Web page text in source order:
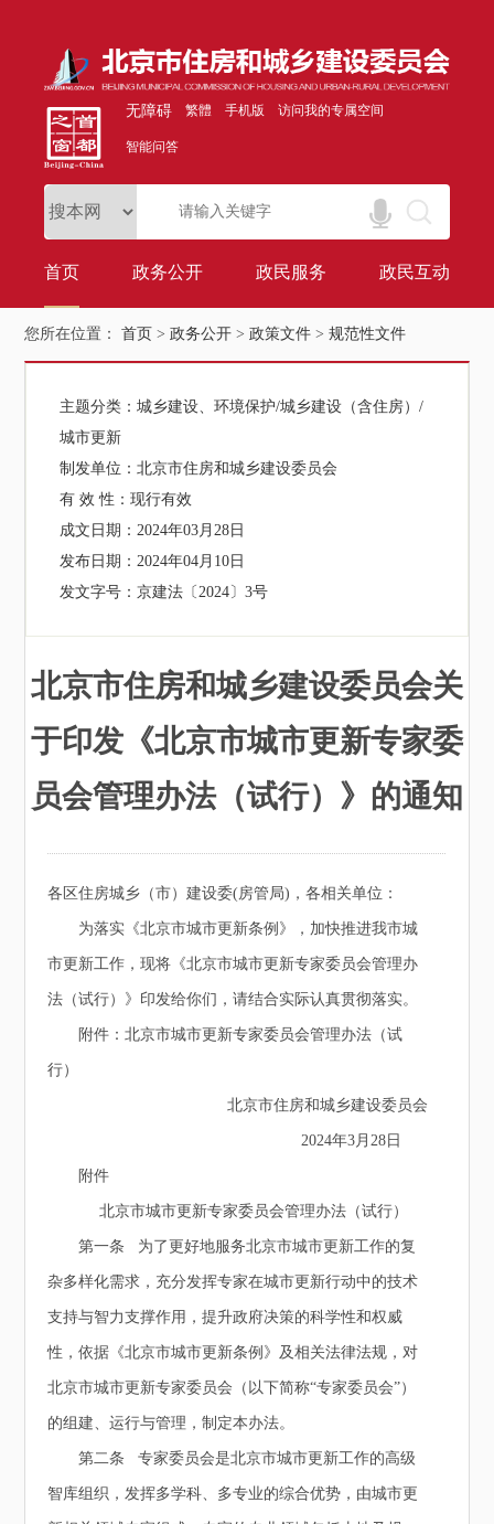
无障碍 繁體 手机版 访问我的专属空间
智能问答
首页 政务公开 政民服务 政民互动
您所在位置：首页 >政务公开 >政策文件 >规范性文件
主题分类：城乡建设、环境保护/城乡建设（含住房）/
城市更新
制发单位：北京市住房和城乡建设委员会
有 效 性：现行有效
成文日期：2024年03月28日
发布日期：2024年04月10日
发文字号：京建法〔2024〕3号
北京市住房和城乡建设委员会关
于印发《北京市城市更新专家委
员会管理办法（试行）》的通知
各区住房城乡（市）建设委(房管局)，各相关单位：
为落实《北京市城市更新条例》，加快推进我市城
市更新工作，现将《北京市城市更新专家委员会管理办
法（试行）》印发给你们，请结合实际认真贯彻落实。
附件：北京市城市更新专家委员会管理办法（试
行）
北京市住房和城乡建设委员会
2024年3月28日
附件
北京市城市更新专家委员会管理办法（试行）
第一条 为了更好地服务北京市城市更新工作的复
杂多样化需求，充分发挥专家在城市更新行动中的技术
支持与智力支撑作用，提升政府决策的科学性和权威
性，依据《北京市城市更新条例》及相关法律法规，对
北京市城市更新专家委员会（以下简称“专家委员会”）
的组建、运行与管理，制定本办法。
第二条 专家委员会是北京市城市更新工作的高级
智库组织，发挥多学科、多专业的综合优势，由城市更